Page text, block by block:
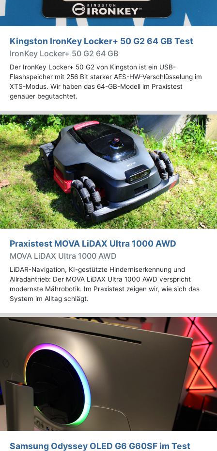
Kingston IronKey Locker+ 50 G2 64 GB Test
IronKey Locker+ 50 G2 64 GB
Der IronKey Locker+ 50 G2 von Kingston ist ein USB-
Flashspeicher mit 256 Bit starker AES-HW-Verschlüsselung im
XTS-Modus. Wir haben das 64-GB-Modell im Praxistest
genauer begutachtet.
Praxistest MOVA LiDAX Ultra 1000 AWD
MOVA LiDAX Ultra 1000 AWD
LiDAR-Navigation, KI-gestützte Hinderniserkennung und
Allradantrieb: Der MOVA LiDAX Ultra 1000 AWD verspricht
modernste Mährobotik. Im Praxistest zeigen wir, wie sich das
System im Alltag schlägt.
Samsung Odyssey OLED G6 G60SF im Test